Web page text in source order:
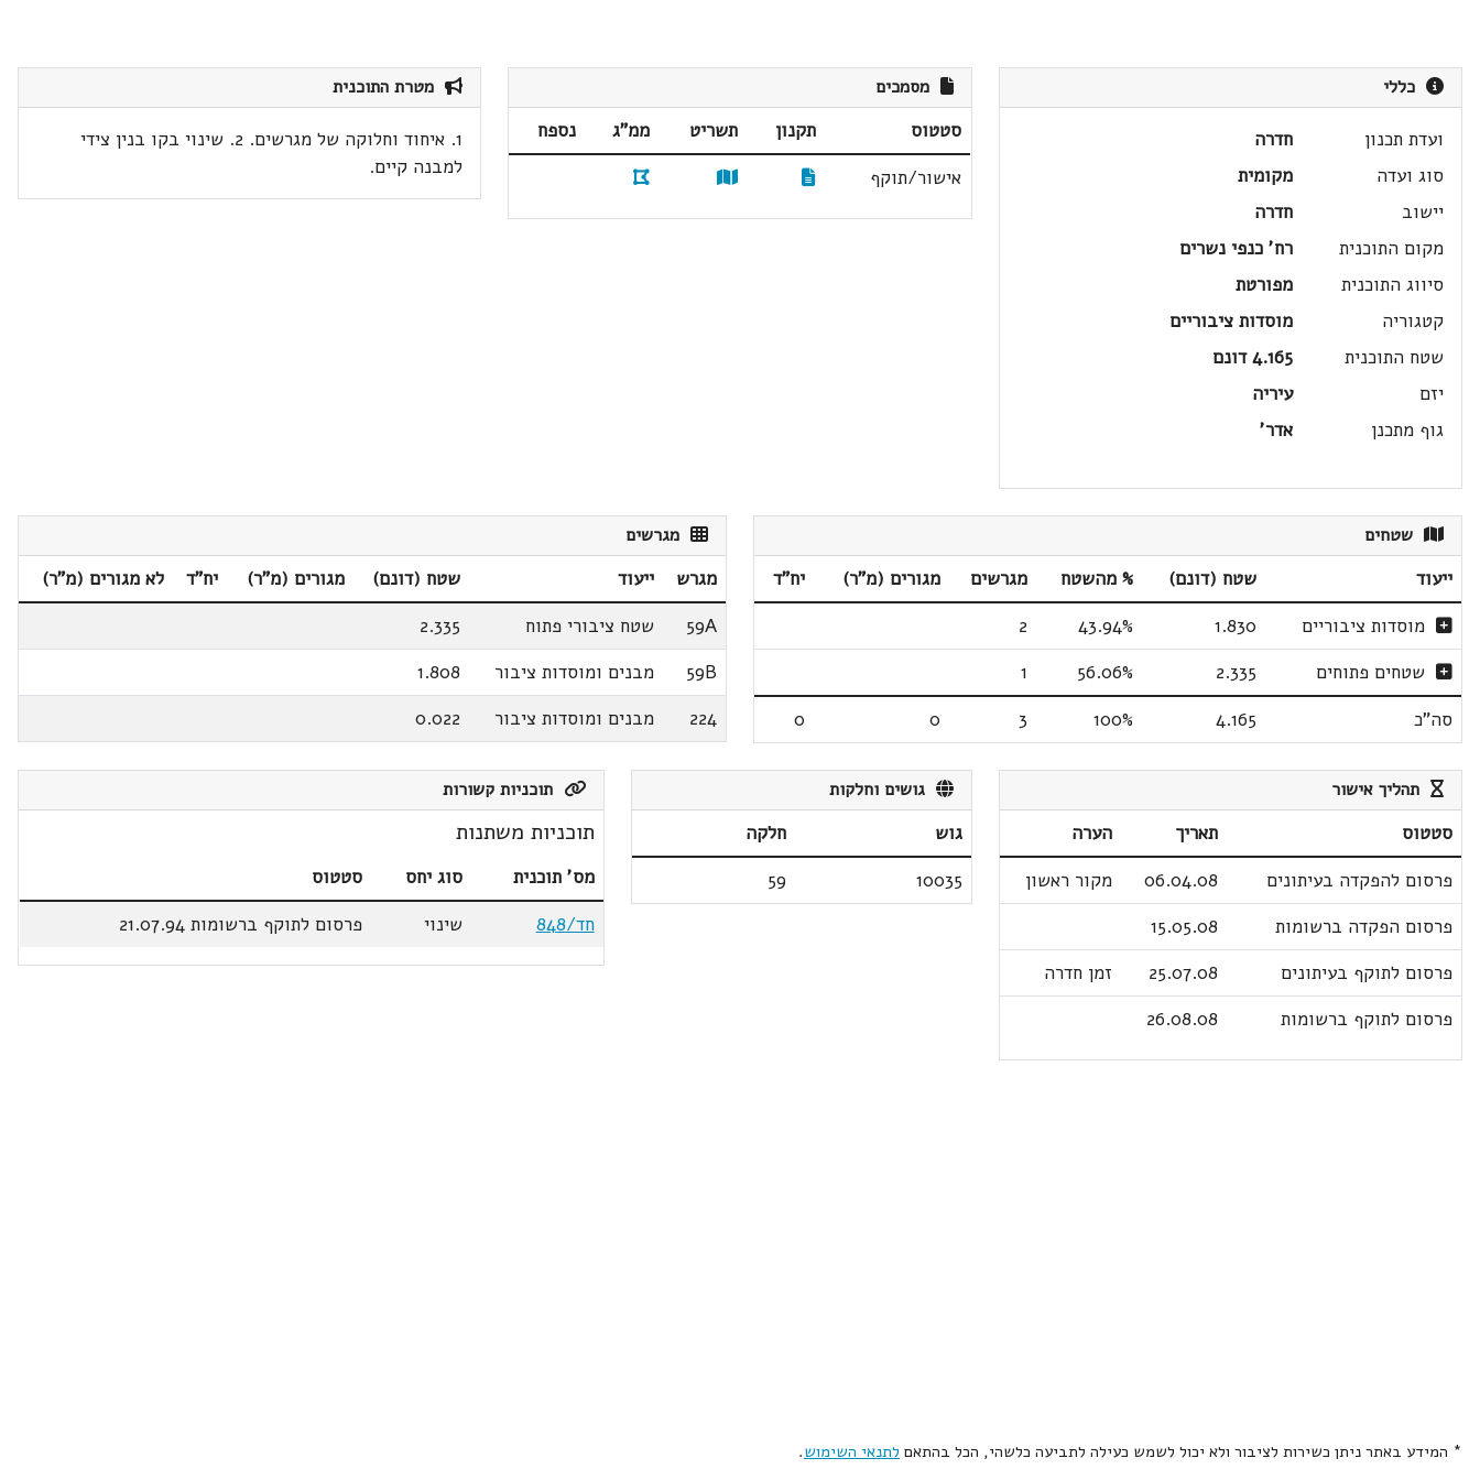
כללי
ועדת תכנון
חדרה
סוג ועדה
מקומית
יישוב
חדרה
מקום התוכנית
רח' כנפי נשרים
סיווג התוכנית
מפורטת
קטגוריה
מוסדות ציבוריים
שטח התוכנית
4.165 דונם
יזם
עיריה
גוף מתכנן
אדר'
מסמכים
סטטוס תקנון תשריט ממ"ג
נספח
אישור/תוקף
מטרת התוכנית
1. איחוד וחלוקה של מגרשים. 2. שינוי בקו בנין צידי
למבנה קיים.
שטחים
ייעוד שטח (דונם) % מהשטח מגרשים מגורים (מ"ר)
יח"ד
מוסדות ציבוריים
1.830
43.94%
2
שטחים פתוחים
2.335
56.06%
1
סה"כ
4.165
100%
3
0
0
מגרשים
מגרש ייעוד שטח (דונם) מגורים (מ"ר) יח"ד
לא מגורים (מ"ר)
59A
שטח ציבורי פתוח
2.335
59B
מבנים ומוסדות ציבור
1.808
224
מבנים ומוסדות ציבור 0.022
תהליך אישור
סטטוס תאריך
הערה
פרסום להפקדה בעיתונים
06.04.08
מקור ראשון
פרסום הפקדה ברשומות
15.05.08
פרסום לתוקף בעיתונים
25.07.08
זמן חדרה
פרסום לתוקף ברשומות
26.08.08
גושים וחלקות
גוש
חלקה
10035
59
תוכניות קשורות
תוכניות משתנות
מס' תוכנית סוג יחס
סטטוס
חד/848
שינוי פרסום לתוקף ברשומות 21.07.94
* המידע באתר ניתן כשירות לציבור ולא יכול לשמש כעילה לתביעה כלשהי, הכל בהתאם לתנאי השימוש.